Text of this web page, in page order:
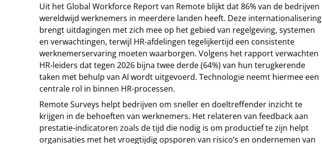
Uit het Global Workforce Report van Remote blijkt dat 86% van de bedrijven
wereldwijd werknemers in meerdere landen heeft. Deze internationalisering
brengt uitdagingen met zich mee op het gebied van regelgeving, systemen
en verwachtingen, terwijl HR-afdelingen tegelijkertijd een consistente
werknemerservaring moeten waarborgen. Volgens het rapport verwachten
HR-leiders dat tegen 2026 bijna twee derde (64%) van hun terugkerende
taken met behulp van AI wordt uitgevoerd. Technologie neemt hiermee een
centrale rol in binnen HR-processen.
Remote Surveys helpt bedrijven om sneller en doeltreffender inzicht te
krijgen in de behoeften van werknemers. Het relateren van feedback aan
prestatie-indicatoren zoals de tijd die nodig is om productief te zijn helpt
organisaties met het vroegtijdig opsporen van risico’s en ondernemen van